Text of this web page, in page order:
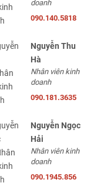
doanh
090.140.5818
Nguyễn Thu
Hà
Nhân viên kinh
doanh
090.181.3635
Nguyễn Ngọc
Hải
Nhân viên kinh
doanh
090.1945.856